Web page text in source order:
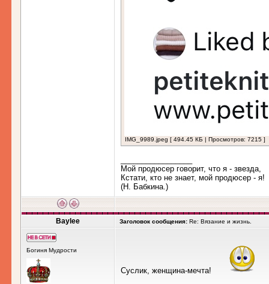
IMG_9989.jpeg [ 494.45 КБ | Просмотров: 7215 ]
Мой продюсер говорит, что я - звезда,
Кстати, кто не знает, мой продюсер - я!
(Н. Бабкина.)
Baylee Заголовок сообщения: Re: Вязание и жизнь.
Богиня Мудрости
Суслик, женщина-мечта!